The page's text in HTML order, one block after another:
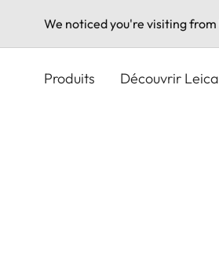
We noticed you're visiting from
Produits Découvrir Leica